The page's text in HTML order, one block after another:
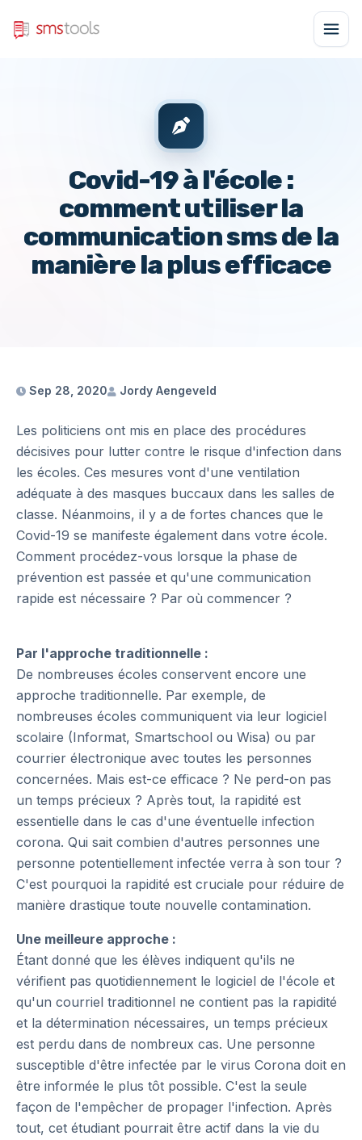
Covid-19 à l'école :
comment utiliser la
communication sms de la
manière la plus efficace
Sep 28, 2020 Jordy Aengeveld
Les politiciens ont mis en place des procédures
décisives pour lutter contre le risque d'infection dans
les écoles. Ces mesures vont d'une ventilation
adéquate à des masques buccaux dans les salles de
classe. Néanmoins, il y a de fortes chances que le
Covid-19 se manifeste également dans votre école.
Comment procédez-vous lorsque la phase de
prévention est passée et qu'une communication
rapide est nécessaire ? Par où commencer ?
Par l'approche traditionnelle :
De nombreuses écoles conservent encore une
approche traditionnelle. Par exemple, de
nombreuses écoles communiquent via leur logiciel
scolaire (Informat, Smartschool ou Wisa) ou par
courrier électronique avec toutes les personnes
concernées. Mais est-ce efficace ? Ne perd-on pas
un temps précieux ? Après tout, la rapidité est
essentielle dans le cas d'une éventuelle infection
corona. Qui sait combien d'autres personnes une
personne potentiellement infectée verra à son tour ?
C'est pourquoi la rapidité est cruciale pour réduire de
manière drastique toute nouvelle contamination.
Une meilleure approche :
Étant donné que les élèves indiquent qu'ils ne
vérifient pas quotidiennement le logiciel de l'école et
qu'un courriel traditionnel ne contient pas la rapidité
et la détermination nécessaires, un temps précieux
est perdu dans de nombreux cas. Une personne
susceptible d'être infectée par le virus Corona doit en
être informée le plus tôt possible. C'est la seule
façon de l'empêcher de propager l'infection. Après
tout, cet étudiant pourrait être actif dans la vie du